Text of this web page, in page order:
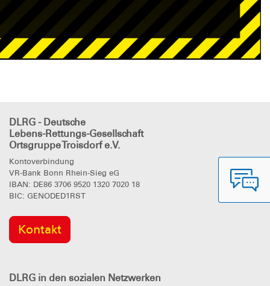
DLRG - Deutsche
Lebens-Rettungs-Gesellschaft
Ortsgruppe Troisdorf e.V.
Kontoverbindung
VR-Bank Bonn Rhein-Sieg eG
IBAN: DE86 3706 9520 1320 7020 18
BIC: GENODED1RST
Kontakt
DLRG in den sozialen Netzwerken